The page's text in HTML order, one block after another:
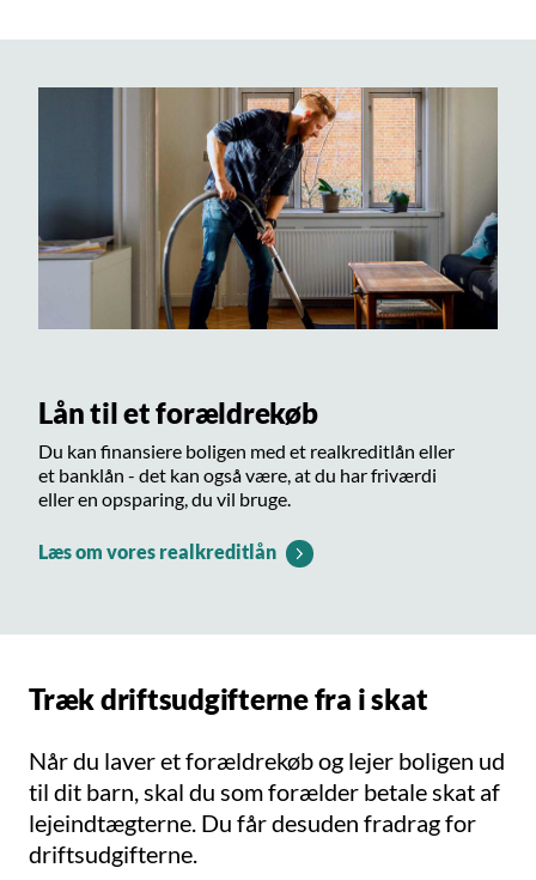
Lån til et forældrekøb
Du kan finansiere boligen med et realkreditlån eller
et banklån - det kan også være, at du har friværdi
eller en opsparing, du vil bruge.
Læs om vores realkreditlån
Træk driftsudgifterne fra i skat
Når du laver et forældrekøb og lejer boligen ud
til dit barn, skal du som forælder betale skat af
lejeindtægterne. Du får desuden fradrag for
driftsudgifterne.